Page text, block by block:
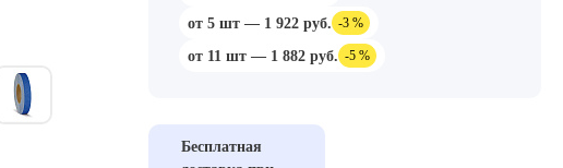
от 5 шт — 1 922 руб. -3 %
от 11 шт — 1 882 руб. -5 %
Бесплатная